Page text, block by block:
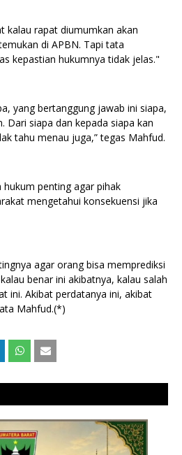
kalau rapat diumumkan akan
di APBN. Tapi tata
kepastian hukumnya tidak jelas."
yang bertanggung jawab ini siapa,
Dari siapa dan kepada siapa kan
tahu menau juga,” tegas Mahfud.
penting agar pihak
mengetahui konsekuensi jika
agar orang bisa memprediksi
benar ini akibatnya, kalau salah
ini. Akibat perdatanya ini, akibat
Mahfud.(*)